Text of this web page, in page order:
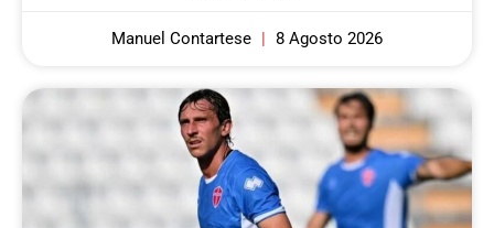
Manuel Contartese 8 Agosto 2026